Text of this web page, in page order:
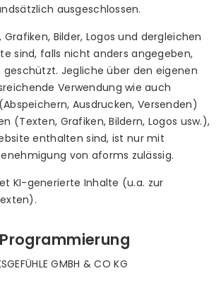
ausgeschlossen.
Bilder, Logos und dergleichen
sind, falls nicht anders angegeben,
Jegliche über den eigenen
Verwendung wie auch
Ausdrucken, Versenden)
(Texten, Grafiken, Bildern, Logos usw.),
enthalten sind, ist nur mit
von aforms zulässig.
KI-generierte Inhalte (u.a. zur
GMBH & CO KG